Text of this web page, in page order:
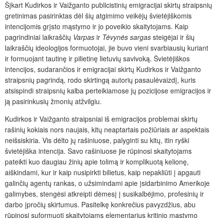
Šįkart Kudirkos ir Vaižganto pub­licistinių emigracijai skirtų straipsnių
gretinimas pasirinktas dėl šių atgimimo veikėjų švietėjiškomis
intencijomis grįsto mąstymo ir jo poveikio skaitytojams. Kaip
pagrindiniai laikraščių Varpas ir Tėvynės sargas steigėjai ir šių
laikraščių ideologijos formuotojai, jie buvo vieni svarbiausių kuriant
ir formuojant tautinę ir pilietinę lietuvių savivoką. Švietėjiškos
intencijos, sudarančios ir emigracijai skirtų Kudirkos ir Vaižganto
straipsnių pagrindą, rodo skirtingą autorių pasaulėvaizdį, kuris
atsispindi straipsnių kalba perteikiamose jų pozicijose emigracijos ir
ją pasirinkusių žmonių atžvilgiu.
Kudirkos ir Vaižganto straipsniai iš emigracijos problemai skirtų
rašinių kokiais nors naujais, kitų neaptartais požiūriais ar aspektais
neišsiskiria. Vis dėlto jų rašiniuose, palyginti su kitų, itin ryški
švietėjiška intencija. Savo rašiniuose jie rūpinosi skaitytojams
pateikti kuo daugiau žinių apie tolimą ir komplikuotą kelionę,
aiškindami, kur ir kaip nusipirkti bilietus, kaip nepakliūti į apgauti
galinčių agentų rankas, o užsimindami apie įsidarbinimo Amerikoje
galimybes, stengėsi atkreipti dėmesį į susikalbėjimo, profesinių ir
darbo įpročių skirtumus. Pasitelkę konkrečius pavyzdžius, abu
rūpinosi suformuoti skaitytojams elementarius kritinio mąstymo